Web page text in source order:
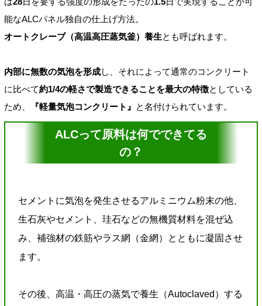
能なALCパネル独自の仕上げ方法。
オートクレーブ（高温高圧蒸気釜）養生とも呼ばれます。
内部に無数の気泡を形成し、それによって通常のコンクリート
に比べて約1/4の軽さで製造できることを最大の特徴としている
ため、
『軽量気泡コンクリート』 と名付けられています。
ALCって原料は何でできてる
の？
セメントに気泡を発生させるアルミニウム粉末の他、
生石灰やセメント、珪石などの無機質材料を混ぜ込
み、補強材の鉄筋やラス網（金網）とともに凝固させ
ます。
その後、高温・高圧の蒸気で養生（Autoclaved）する